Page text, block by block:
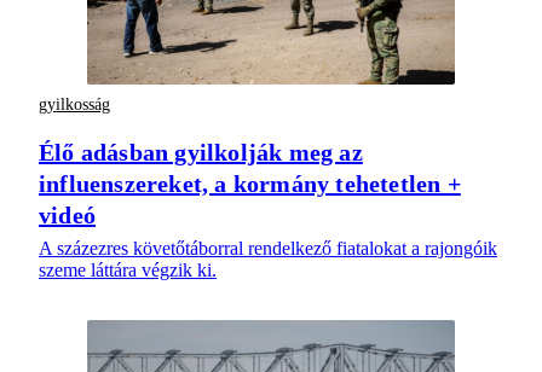
gyilkosság
Élő adásban gyilkolják meg az
influenszereket, a kormány tehetetlen +
videó
A százezres követőtáborral rendelkező fiatalokat a rajongóik
szeme láttára végzik ki.